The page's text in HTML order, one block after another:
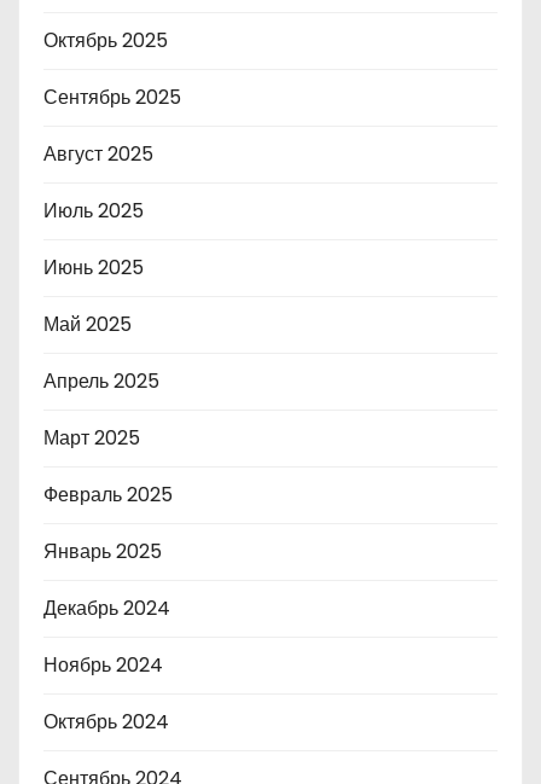
Октябрь 2025
Сентябрь 2025
Август 2025
Июль 2025
Июнь 2025
Май 2025
Апрель 2025
Март 2025
Февраль 2025
Январь 2025
Декабрь 2024
Ноябрь 2024
Октябрь 2024